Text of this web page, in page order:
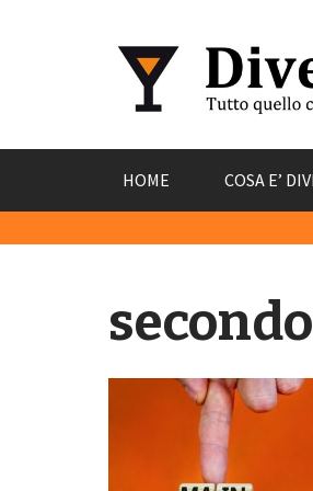
to
content
HOME COSA E’